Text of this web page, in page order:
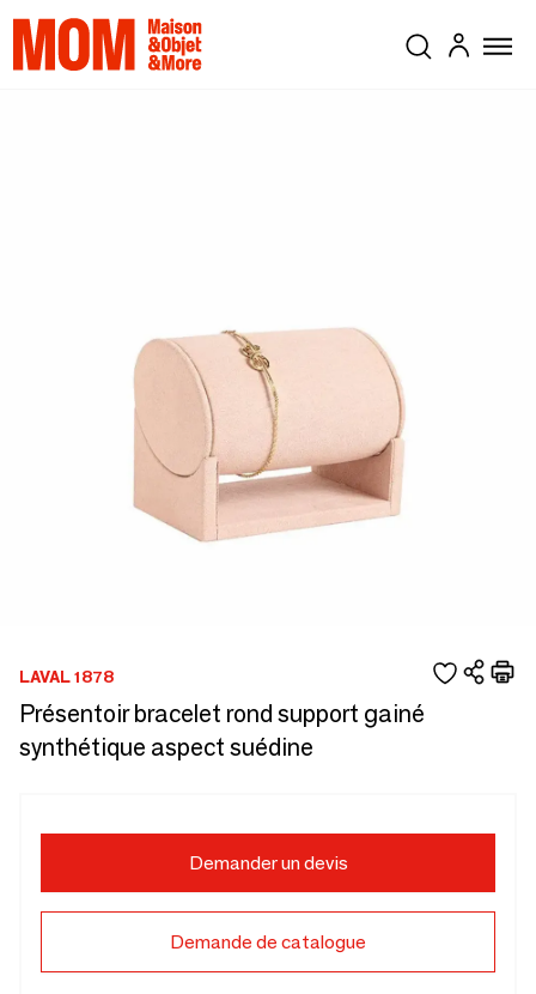
LAVAL 1878
Présentoir bracelet rond support gainé
synthétique aspect suédine
Demander un devis
Demande de catalogue